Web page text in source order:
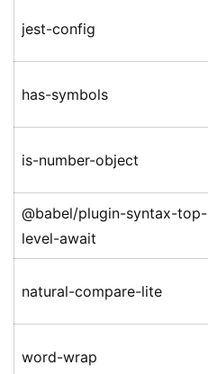
jest-config
has-symbols
is-number-object
@babel/plugin-syntax-top-
level-await
natural-compare-lite
word-wrap